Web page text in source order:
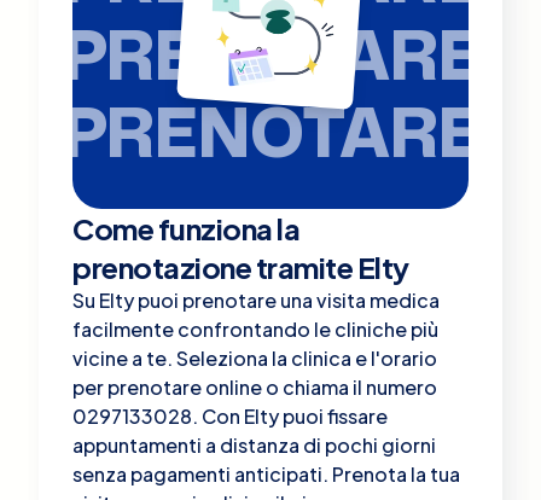
PRENOTARE
PRENOTARE
Come funziona la
prenotazione tramite Elty
Su Elty puoi prenotare una visita medica
facilmente confrontando le cliniche più
vicine a te. Seleziona la clinica e l'orario
per prenotare online o chiama il numero
0297133028. Con Elty puoi fissare
appuntamenti a distanza di pochi giorni
senza pagamenti anticipati. Prenota la tua